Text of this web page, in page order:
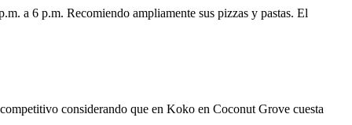
a 6 p.m. Recomiendo ampliamente sus pizzas y pastas. El
considerando que en Koko en Coconut Grove cuesta